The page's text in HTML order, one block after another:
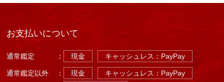
お支払いについて
通常鑑定 ： 現金 キャッシュレス：PayPay
通常鑑定以外 ： 現金
キャッシュレス：PayPay